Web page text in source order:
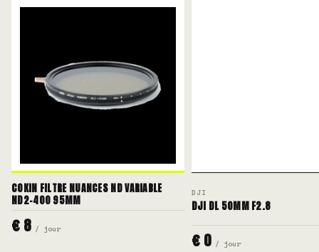
COKIN FILTRE NUANCES ND VARIABLE
ND2-400 95MM
€ 8 / jour
DJI
DJI DL 50MM F2.8
€ 0 / jour